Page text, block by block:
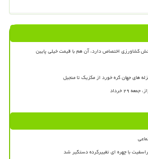
های جهان گره خورد از مکزیک تا منجیل
۲۹ خرداد